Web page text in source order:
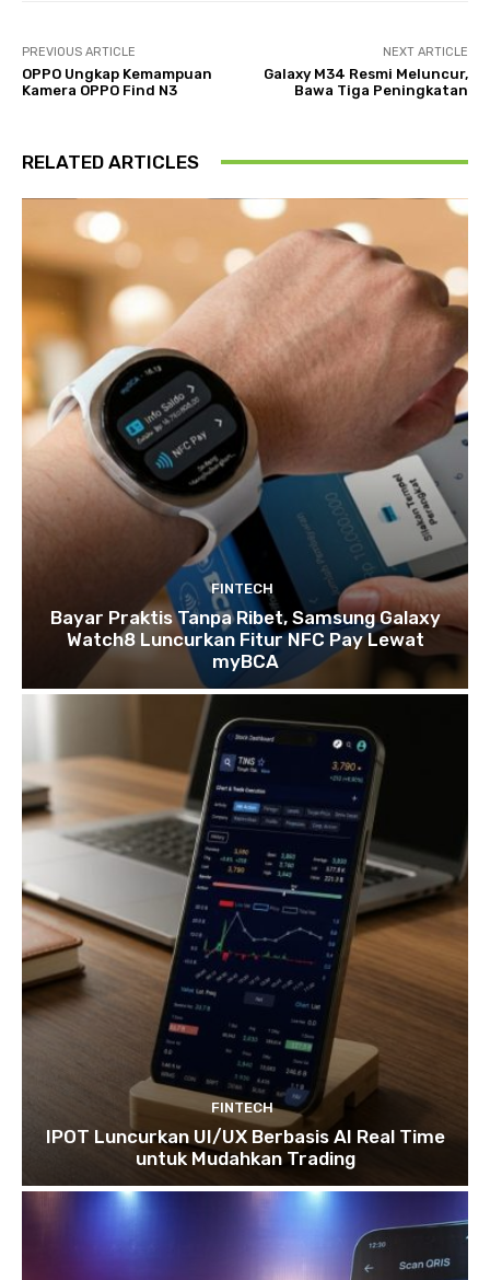
PREVIOUS ARTICLE
OPPO Ungkap Kemampuan
Kamera OPPO Find N3
NEXT ARTICLE
Galaxy M34 Resmi Meluncur,
Bawa Tiga Peningkatan
RELATED ARTICLES
FINTECH
​Bayar Praktis Tanpa Ribet, Samsung Galaxy
Watch8 Luncurkan Fitur NFC Pay Lewat
myBCA
FINTECH
IPOT Luncurkan UI/UX Berbasis AI Real Time
untuk Mudahkan Trading